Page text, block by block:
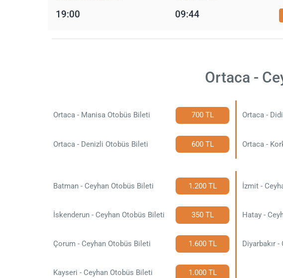
19:00 09:44
Ortaca -
Ortaca - Manisa Otobüs Bileti 700 TL Ortaca -
Ortaca - Denizli Otobüs Bileti 600 TL Ortaca -
Batman - Ceyhan Otobüs Bileti 1.200 TL İzmit -
İskenderun - Ceyhan Otobüs Bileti 350 TL Hatay -
Çorum - Ceyhan Otobüs Bileti 1.600 TL Diyarbakır
Kayseri - Ceyhan Otobüs Bileti 1.000 TL